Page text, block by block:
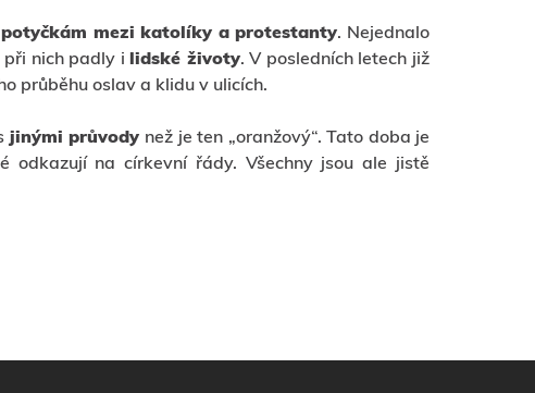
potyčkám mezi katolíky a protestanty. Nejednalo
při nich padly i lidské životy. V posledních letech již
průběhu oslav a klidu v ulicích.
jinými průvody než je ten „oranžový“. Tato doba je
odkazují na církevní řády. Všechny jsou ale jistě